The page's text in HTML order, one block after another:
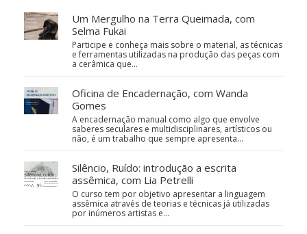
Um Mergulho na Terra Queimada, com
Selma Fukai
Participe e conheça mais sobre o material, as técnicas
e ferramentas utilizadas na produção das peças com
a cerâmica que…
Oficina de Encadernação, com Wanda
Gomes
A encadernação manual como algo que envolve
saberes seculares e multidisciplinares, artísticos ou
não, é um trabalho que sempre apresenta…
Silêncio, Ruído: introdução a escrita
assêmica, com Lia Petrelli
O curso tem por objetivo apresentar a linguagem
assêmica através de teorias e técnicas já utilizadas
por inúmeros artistas e…